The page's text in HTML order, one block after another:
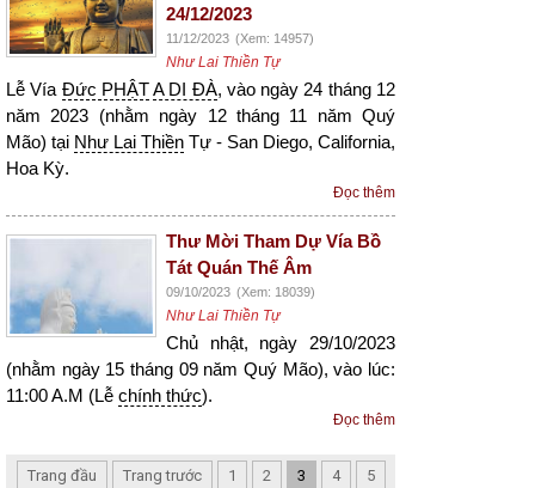
24/12/2023
11/12/2023 (Xem: 14957)
Như Lai Thiền Tự
Lễ Vía Đức PHẬTA DI ĐÀ, vào ngày 24 tháng 12
năm 2023 (nhằm ngày 12 tháng 11 năm Quý
Mão) tại Như Lai Thiền Tự - San Diego, California,
Hoa Kỳ.
Đọc thêm
Thư Mời Tham Dự Vía Bồ
Tát Quán Thế Âm
09/10/2023 (Xem: 18039)
Như Lai Thiền Tự
Chủ nhật, ngày 29/10/2023
(nhằm ngày 15 tháng 09 năm Quý Mão), vào lúc:
11:00 A.M (Lễ chính thức).
Đọc thêm
Trang đầu Trang trước 1 2 3 4
5